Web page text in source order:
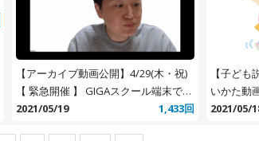
【アーカイブ動画公開】4/29(木・祝)
【 緊急開催 】 GIGAスクール端末で休
校を乗り切ろう！
2021/05/19 1,433回
【子ど
いかた動
2021/05/